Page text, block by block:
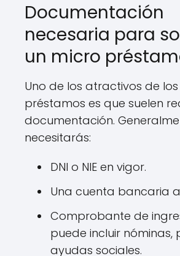
Documentación
necesaria para
un micro
Uno de los atractivos de
préstamos es que suelen
documentación.
necesitarás:
DNI o NIE en vigor.
Una cuenta bancaria
Comprobante de
puede incluir nóminas,
ayudas sociales.